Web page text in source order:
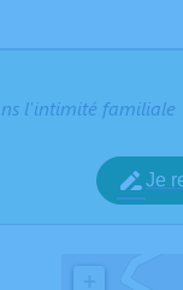
l'intimité familiale
Je